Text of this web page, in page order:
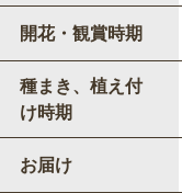
開花・観賞時期
種まき、植え付
け時期
お届け